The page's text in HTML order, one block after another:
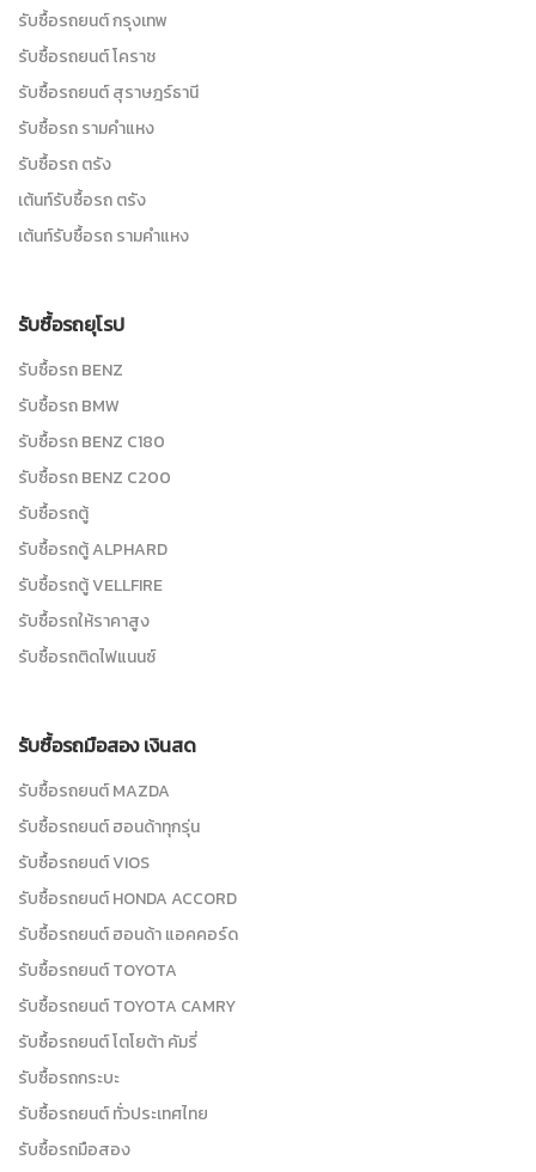
รับซื้อรถยนต์ กรุงเทพ
รับซื้อรถยนต์ โคราช
รับซื้อรถยนต์ สุราษฎร์ธานี
รับซื้อรถ รามคำแหง
รับซื้อรถ ตรัง
เต้นท์รับซื้อรถ ตรัง
เต้นท์รับซื้อรถ รามคำแหง
รับซื้อรถยุโรป
รับซื้อรถ BENZ
รับซื้อรถ BMW
รับซื้อรถ BENZ C180
รับซื้อรถ BENZ C200
รับซื้อรถตู้
รับซื้อรถตู้ ALPHARD
รับซื้อรถตู้ VELLFIRE
รับซื้อรถให้ราคาสูง
รับซื้อรถติดไฟแนนซ์
รับซื้อรถมือสอง เงินสด
รับซื้อรถยนต์ MAZDA
รับซื้อรถยนต์ ฮอนด้าทุกรุ่น
รับซื้อรถยนต์ VIOS
รับซื้อรถยนต์ HONDA ACCORD
รับซื้อรถยนต์ ฮอนด้า แอคคอร์ด
รับซื้อรถยนต์ TOYOTA
รับซื้อรถยนต์ TOYOTA CAMRY
รับซื้อรถยนต์ โตโยต้า คัมรี่
รับซื้อรถกระบะ
รับซื้อรถยนต์ ทั่วประเทศไทย
รับซื้อรถมือสอง